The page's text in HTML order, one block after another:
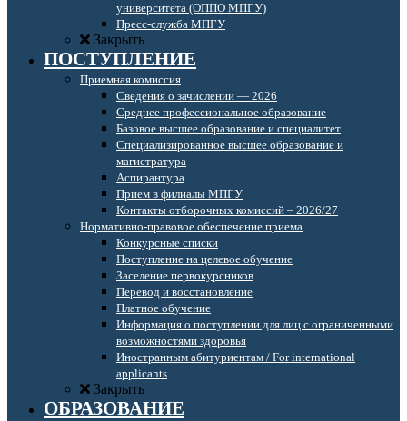
университета (ОППО МПГУ)
Пресс-служба МПГУ
Закрыть
ПОСТУПЛЕНИЕ
Приемная комиссия
Сведения о зачислении — 2026
Среднее профессиональное образование
Базовое высшее образование и специалитет
Специализированное высшее образование и
магистратура
Аспирантура
Прием в филиалы МПГУ
Контакты отборочных комиссий – 2026/27
Нормативно-правовое обеспечение приема
Конкурсные списки
Поступление на целевое обучение
Заселение первокурсников
Перевод и восстановление
Платное обучение
Информация о поступлении для лиц с ограниченными
возможностями здоровья
Иностранным абитуриентам / For international
applicants
Закрыть
ОБРАЗОВАНИЕ